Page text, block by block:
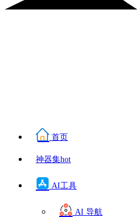
首页
神器集hot
AI工具
AI 导航